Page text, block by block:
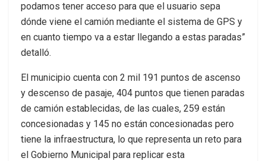
podamos tener acceso para que el usuario sepa
dónde viene el camión mediante el sistema de GPS y
en cuanto tiempo va a estar llegando a estas paradas”
detalló.
El municipio cuenta con 2 mil 191 puntos de ascenso
y descenso de pasaje, 404 puntos que tienen paradas
de camión establecidas, de las cuales, 259 están
concesionadas y 145 no están concesionadas pero
tiene la infraestructura, lo que representa un reto para
el Gobierno Municipal para replicar esta